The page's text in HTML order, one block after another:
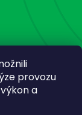
provozu
a